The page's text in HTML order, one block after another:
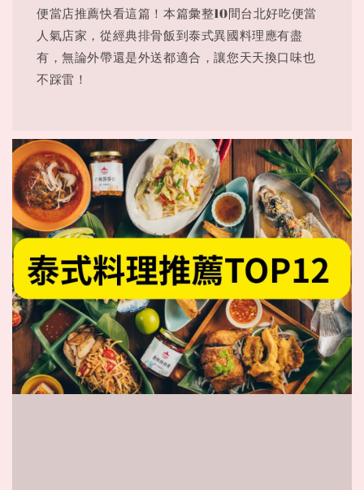
便當店推薦快看這篇！本篇彙整10間台北好吃便當
人氣店家，從經典排骨飯到泰式異國料理應有盡
有，無論外帶還是外送都適合，讓您天天換口味也
不踩雷！